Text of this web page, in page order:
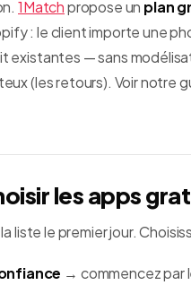
1Matchpropose un plan
: le client importe une
existantes — sans
(les retours). Voir notre
les apps
liste le premier jour.
→ commencez par